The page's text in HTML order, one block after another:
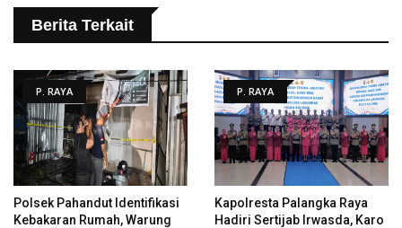
Berita Terkait
P. RAYA
Polsek Pahandut Identifikasi
Kebakaran Rumah, Warung
P. RAYA
Kapolresta Palangka Raya
Hadiri Sertijab Irwasda, Karo